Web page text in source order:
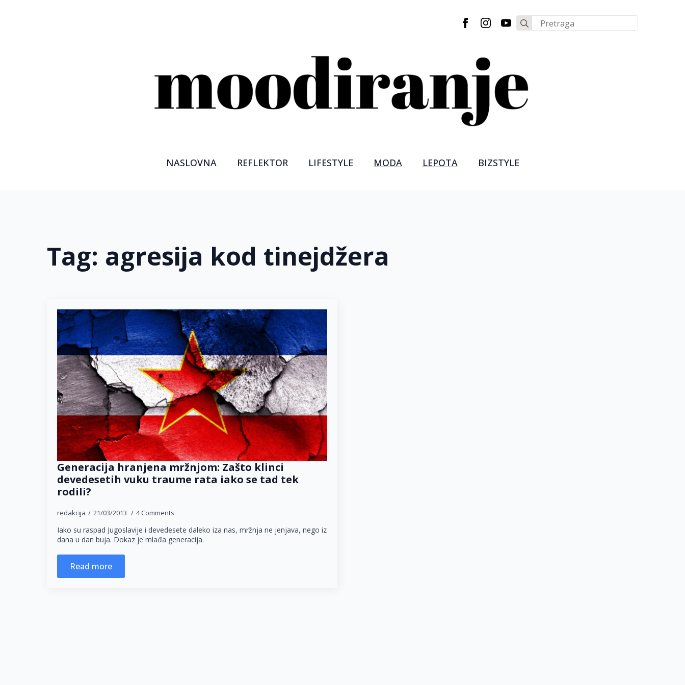
Search
for:
NASLOVNA REFLEKTOR LIFESTYLE MODA LEPOTA BIZSTYLE
Tag: agresija kod tinejdžera
Generacija hranjena mržnjom: Zašto klinci
devedesetih vuku traume rata iako se tad tek
rodili?
redakcija 21/03/2013 4 Comments
Iako su raspad Jugoslavije i devedesete daleko iza nas, mržnja ne jenjava, nego iz
dana u dan buja. Dokaz je mlađa generacija.
Read more